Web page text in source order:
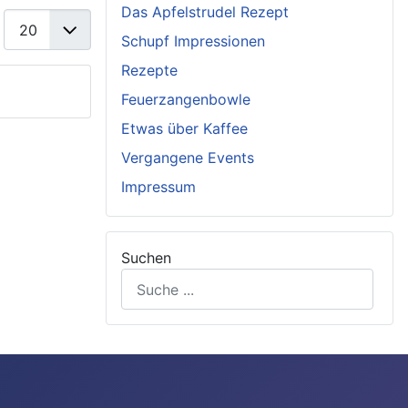
Das Apfelstrudel Rezept
Schupf Impressionen
Rezepte
Feuerzangenbowle
Etwas über Kaffee
Vergangene Events
Impressum
Suchen